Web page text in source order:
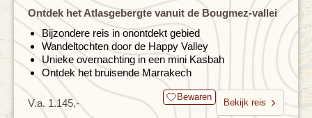
Ontdek het Atlasgebergte vanuit de Bougmez-vallei
Bijzondere reis in onontdekt gebied
Wandeltochten door de Happy Valley
Unieke overnachting in een mini Kasbah
Ontdek het bruisende Marrakech
V.a. 1.145,- Bewaren
Bekijk reis